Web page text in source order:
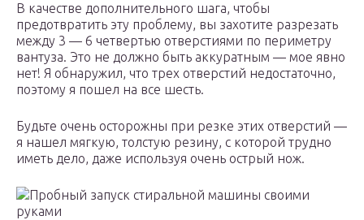
В качестве дополнительного шага, чтобы
предотвратить эту проблему, вы захотите разрезать
между 3 — 6 четвертью отверстиями по периметру
вантуза. Это не должно быть аккуратным — мое явно
нет! Я обнаружил, что трех отверстий недостаточно,
поэтому я пошел на все шесть.
Будьте очень осторожны при резке этих отверстий —
я нашел мягкую, толстую резину, с которой трудно
иметь дело, даже используя очень острый нож.
Пробный запуск стиральной машины своими
руками